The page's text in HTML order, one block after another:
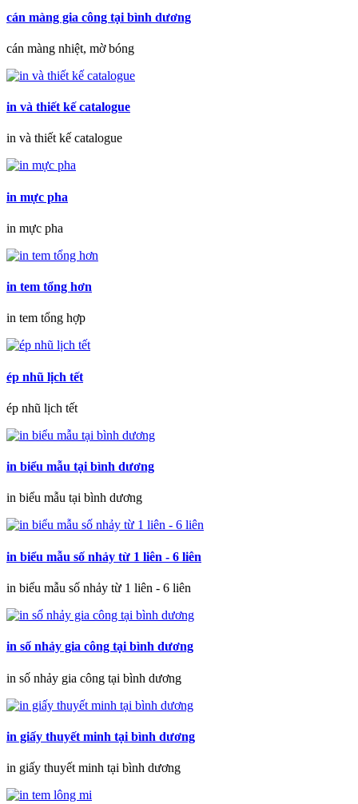
cán màng gia công tại bình dương
cán màng nhiệt, mờ bóng
in và thiết kế catalogue
in và thiết kế catalogue
in mực pha
in mực pha
in tem tổng hơn
in tem tổng hợp
ép nhũ lịch tết
ép nhũ lịch tết
in biểu mẫu tại bình dương
in biểu mẫu tại bình dương
in biểu mẫu số nhảy từ 1 liên - 6 liên
in biểu mẫu số nhảy từ 1 liên - 6 liên
in số nhảy gia công tại bình dương
in số nhảy gia công tại bình dương
in giấy thuyết minh tại bình dương
in giấy thuyết minh tại bình dương